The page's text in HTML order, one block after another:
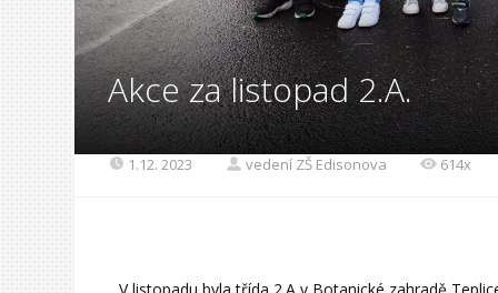
Akce za listopad 2.A.
1.12. 2023 vedení ZŠ Edisonova 614x